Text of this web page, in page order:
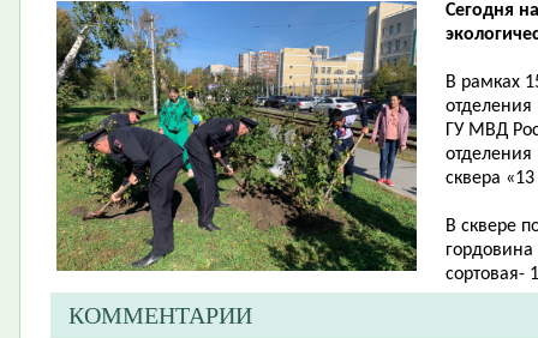
Сегодня
В рамках
отделения
ГУ МВД
сквера
В сквере
сортовая-
КОММЕНТАРИИ